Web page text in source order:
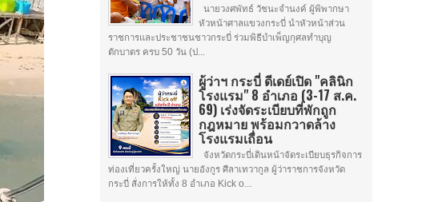
นายวงศพัทธ์ วัชนะจำนงค์ ผู้พิพากษา
หัวหน้าศาลแขวงกระบี่ นำหัวหน้าส่วน
ราชการและประชาชนชาวกระบี่ ร่วมพิธีบำเพ็ญกุศลทำบุญ
ตักบาตร ครบ 50 วัน (ป...
ผู้ว่าฯ กระบี่ ดีเดย์เปิด "คลินิก
โรงแรม" 8 อำเภอ (3-17 ส.ค.
69) เร่งจัดระเบียบที่พักถูก
กฎหมาย พร้อมกวาดล้าง
โรงแรมเถื่อน
จังหวัดกระบี่เดินหน้าจัดระเบียบธุรกิจการ
ท่องเที่ยวครั้งใหญ่ นายอังกูร ศีลาเทวากูล ผู้ว่าราชการจังหวัด
กระบี่ สั่งการให้ทั้ง 8 อำเภอ Kick o...